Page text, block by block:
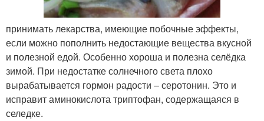
принимать лекарства, имеющие побочные эффекты,
если можно пополнить недостающие вещества вкусной
и полезной едой. Особенно хороша и полезна селёдка
зимой. При недостатке солнечного света плохо
вырабатывается гормон радости – серотонин. Это и
исправит аминокислота триптофан, содержащаяся в
селедке.